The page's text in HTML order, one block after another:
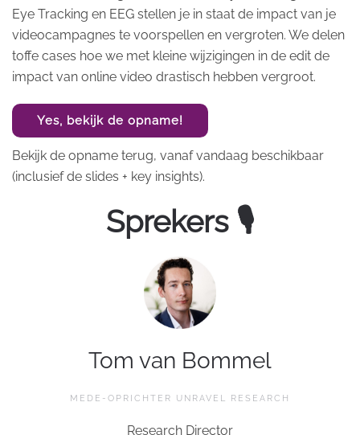
Eye Tracking en EEG stellen je in staat de impact van je
videocampagnes te voorspellen en vergroten. We delen
toffe cases hoe we met kleine wijzigingen in de edit de
impact van online video drastisch hebben vergroot.
Yes, bekijk de opname!
Bekijk de opname terug, vanaf vandaag beschikbaar
(inclusief de slides + key insights).
Sprekers 🎙
Tom van Bommel
MEDE-OPRICHTER UNRAVEL RESEARCH
Research Director